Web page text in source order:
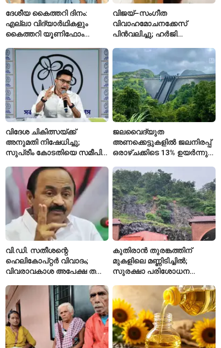
ദേശീയ കൈത്തറി ദിനം:
എല്ലാ വിദ്യാർഥികളും
കൈത്തറി യൂണിഫോം
സ്കൂൾ വേറിട്ട മാതൃക
വിജയ്–സംഗീത
വിവാഹമോചനക്കേസ്
പിൻവലിച്ചു; ഹർജി
അവസാനിപ്പിച്ച് കോടതി
വിദേശ ചികിത്സയ്ക്ക്
അനുമതി നിഷേധിച്ചു;
സുപ്രീം കോടതിയെ സമീപിച്ച്
ജലവൈദ്യുത
അണക്കെട്ടുകളിൽ ജലനിരപ്പ്
ഒരാഴ്ചക്കിടെ 13% ഉയർന്നു;
ഇപ്പോഴും കുറവ്
വി.ഡി. സതീശന്റെ
ഹെലികോപ്റ്റർ വിവാദം;
വിവരാവകാശ അപേക്ഷ തള്ളി
കുതിരാൻ തുരങ്കത്തിന്
മുകളിലെ മണ്ണിടിച്ചിൽ;
സുരക്ഷാ പരിശോധന